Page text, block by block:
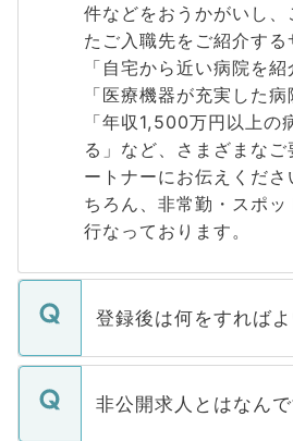
件などをおうかがいし、
たご入職先をご紹介する
「自宅から近い病院を紹
「医療機器が充実した病
「年収1,500万円以上の
る」など、さまざまな
ートナーにお伝えくだ
ちろん、非常勤・スポ
行なっております。
登録後は何をすれば
ご登録いただきました
登録内容を確認し、その
非公開求人とはなんで